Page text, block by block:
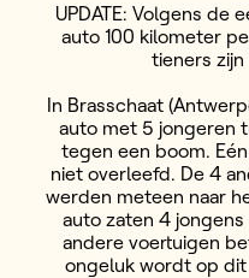
UPDATE: Volgens de
auto 100 kilometer
tieners zijn
In Brasschaat
auto met 5 jongeren
tegen een boom.
niet overleefd. De 4
werden meteen naar
auto zaten 4 jongens
andere voertuigen
ongeluk wordt op